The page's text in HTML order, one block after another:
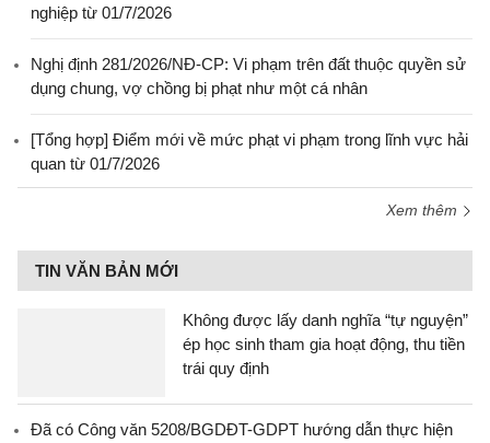
nghiệp từ 01/7/2026
Nghị định 281/2026/NĐ-CP: Vi phạm trên đất thuộc quyền sử
dụng chung, vợ chồng bị phạt như một cá nhân
[Tổng hợp] Điểm mới về mức phạt vi phạm trong lĩnh vực hải
quan từ 01/7/2026
Xem thêm
TIN VĂN BẢN MỚI
Không được lấy danh nghĩa “tự nguyện”
ép học sinh tham gia hoạt động, thu tiền
trái quy định
Đã có Công văn 5208/BGDĐT-GDPT hướng dẫn thực hiện